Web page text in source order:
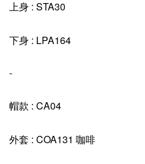
上身 : STA30
下身 : LPA164
-
帽款 : CA04
外套 : COA131 咖啡